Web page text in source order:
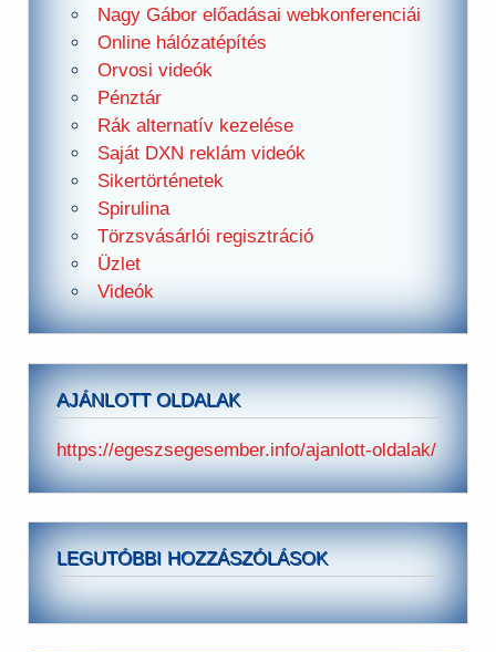
Nagy Gábor előadásai webkonferenciái
Online hálózatépítés
Orvosi videók
Pénztár
Rák alternatív kezelése
Saját DXN reklám videók
Sikertörténetek
Spirulina
Törzsvásárlói regisztráció
Üzlet
Videók
AJÁNLOTT OLDALAK
https://egeszsegesember.info/ajanlott-oldalak/
LEGUTÓBBI HOZZÁSZÓLÁSOK